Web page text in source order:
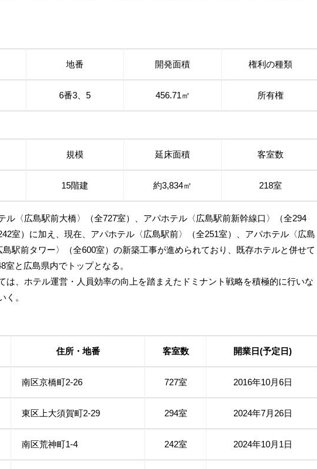
地番 開発面積 権利の種類
6番3、5 456.71㎡ 所有権
規模 延床面積 客室数
15階建 約3,834㎡ 218室
〈広島駅前大橋〉（全727室）、アパホテル〈広島駅前新幹線口〉（全294
室）に加え、現在、アパホテル〈広島駅前〉（全251室）、アパホテル〈広島
駅前タワー〉（全600室）の新築工事が進められており、既存ホテルと併せて
と広島県内でトップとなる。
、ホテル運営・人員効率の向上を踏まえたドミナント戦略を積極的に行いな
く。
住所・地番 客室数 開業日(予定日)
南区京橋町2-26 727室 2016年10月6日
東区上大須賀町2-29 294室 2024年7月26日
南区荒神町1-4 242室 2024年10月1日